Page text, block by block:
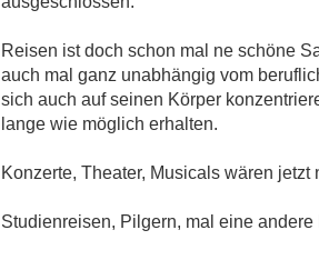
Reisen ist doch schon mal ne schöne
auch mal ganz unabhängig vom
sich auch auf seinen Körper
lange wie möglich erhalten.
Konzerte, Theater, Musicals wären jetzt
Studienreisen, Pilgern, mal eine andere